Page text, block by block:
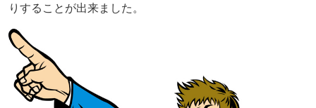
りすることが出来ました。